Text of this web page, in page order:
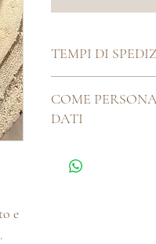
e
TEMPI DI
artigianalmente, ha
Pertanto i nostri
la chatbox o la
COME
DATI
l'ordine, puoi